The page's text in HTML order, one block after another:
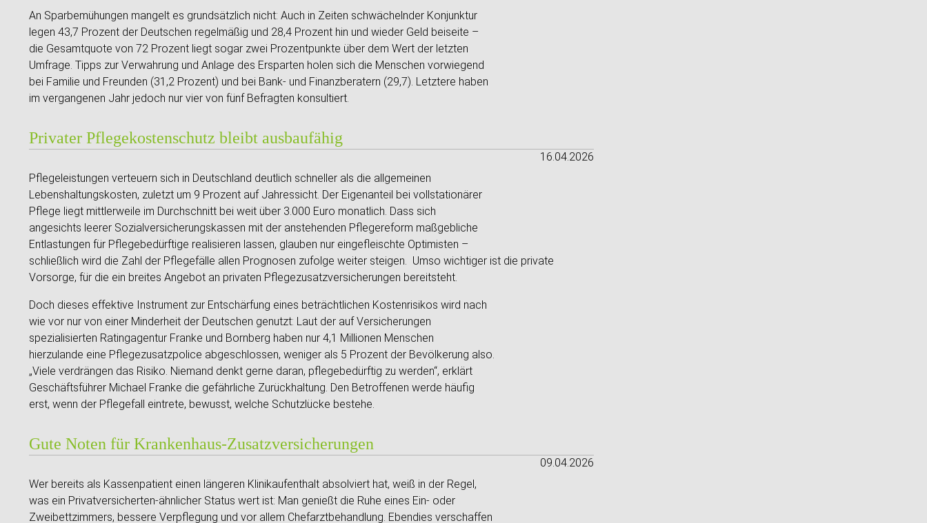
An Sparbemühungen mangelt es grundsätzlich nicht: Auch in Zeiten schwächelnder Konjunktur
legen 43,7 Prozent der Deutschen regelmäßig und 28,4 Prozent hin und wieder Geld beiseite –
die Gesamtquote von 72 Prozent liegt sogar zwei Prozentpunkte über dem Wert der letzten
Umfrage. Tipps zur Verwahrung und Anlage des Ersparten holen sich die Menschen vorwiegend
bei Familie und Freunden (31,2 Prozent) und bei Bank- und Finanzberatern (29,7). Letztere haben
im vergangenen Jahr jedoch nur vier von fünf Befragten konsultiert.
Privater Pflegekostenschutz bleibt ausbaufähig
16.04.2026
Pflegeleistungen verteuern sich in Deutschland deutlich schneller als die allgemeinen
Lebenshaltungskosten, zuletzt um 9 Prozent auf Jahressicht. Der Eigenanteil bei vollstationärer
Pflege liegt mittlerweile im Durchschnitt bei weit über 3.000 Euro monatlich. Dass sich
angesichts leerer Sozialversicherungskassen mit der anstehenden Pflegereform maßgebliche
Entlastungen für Pflegebedürftige realisieren lassen, glauben nur eingefleischte Optimisten –
schließlich wird die Zahl der Pflegefälle allen Prognosen zufolge weiter steigen. Umso wichtiger ist die private
Vorsorge, für die ein breites Angebot an privaten Pflegezusatzversicherungen bereitsteht.
Doch dieses effektive Instrument zur Entschärfung eines beträchtlichen Kostenrisikos wird nach
wie vor nur von einer Minderheit der Deutschen genutzt: Laut der auf Versicherungen
spezialisierten Ratingagentur Franke und Bornberg haben nur 4,1 Millionen Menschen
hierzulande eine Pflegezusatzpolice abgeschlossen, weniger als 5 Prozent der Bevölkerung also.
„Viele verdrängen das Risiko. Niemand denkt gerne daran, pflegebedürftig zu werden“, erklärt
Geschäftsführer Michael Franke die gefährliche Zurückhaltung. Den Betroffenen werde häufig
erst, wenn der Pflegefall eintrete, bewusst, welche Schutzlücke bestehe.
Gute Noten für Krankenhaus-Zusatzversicherungen
09.04.2026
Wer bereits als Kassenpatient einen längeren Klinikaufenthalt absolviert hat, weiß in der Regel,
was ein Privatversicherten-ähnlicher Status wert ist: Man genießt die Ruhe eines Ein- oder
Zweibettzimmers, bessere Verpflegung und vor allem Chefarztbehandlung. Ebendies verschaffen